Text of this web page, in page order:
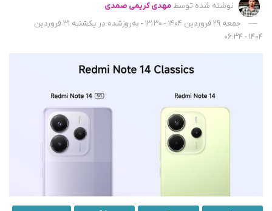
نوشته شده توسط مهدی کریمی صمدی
جمعه 29 فروردین 1404 - 13:30 - به‌روزشده در یکشنبه 31 فروردین
1404 - 06:34